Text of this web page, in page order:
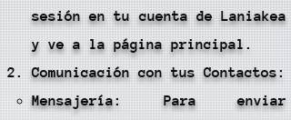
sesión en tu cuenta de Laniakea
y ve a la página principal.
Comunicación con tus Contactos:
Mensajería: Para enviar